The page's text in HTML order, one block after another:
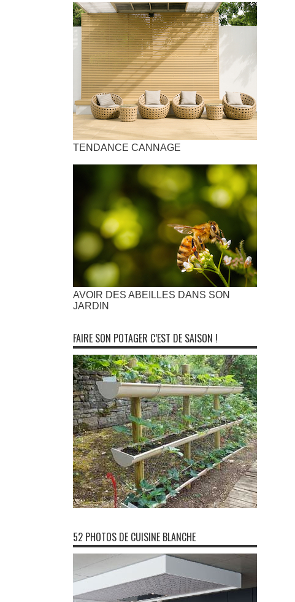
TENDANCE CANNAGE
AVOIR DES ABEILLES DANS SON
JARDIN
FAIRE SON POTAGER C’EST DE SAISON !
52 PHOTOS DE CUISINE BLANCHE